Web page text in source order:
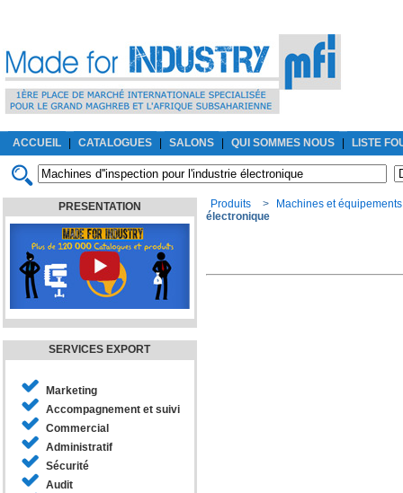
ACCUEIL CATALOGUES SALONS QUI SOMMES NOUS LISTE
PRESENTATION
SERVICES EXPORT
Marketing
Accompagnement et suivi
Commercial
Administratif
Sécurité
Audit
Produits >
Machines et équipements
électronique